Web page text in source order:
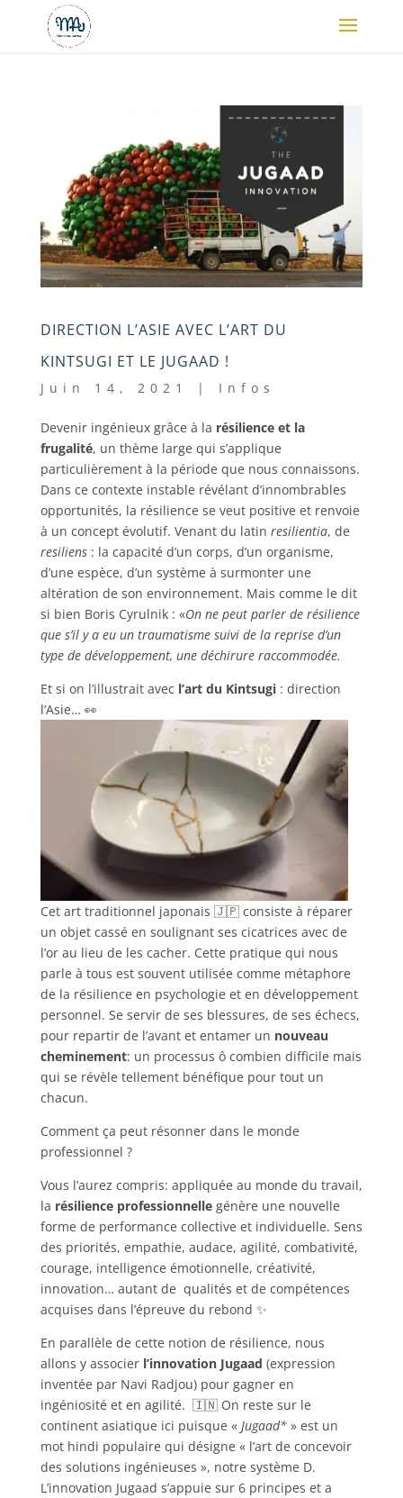
DIRECTION L’ASIE AVEC L’ART DU
KINTSUGI ET LE JUGAAD !
Juin 14, 2021 | Infos
Devenir ingénieux grâce à la résilience et la
frugalité, un thème large qui s’applique
particulièrementà la période que nous connaissons.
Dans ce contexte instable révélant d’innombrables
opportunités, la résilience se veut positive et renvoie
à un concept évolutif. Venant du latin resilientia, de
resiliens: la capacité d’un corps, d’un organisme,
d’une espèce, d’un système à surmonter une
altération de son environnement. Mais comme le dit
si bien Boris Cyrulnik : «On ne peut parler de résilience
que s’il y a eu un traumatisme suivi de la reprise d’un
type de développement, une déchirure raccommodée.
Et si on l’illustrait avec l’art du Kintsugi: direction
l’Asie… 👀
Cet art traditionnel japonais 🇯🇵 consiste à réparer
un objet cassé en soulignant ses cicatrices avec de
l’or au lieu de les cacher. Cette pratique qui nous
parle à tous est souvent utilisée comme métaphore
de la résilience en psychologie et en développement
personnel. Se servir de ses blessures, de ses échecs,
pour repartir de l’avant et entamer un nouveau
cheminement: un processus ô combien difficile mais
qui se révèle tellement bénéfique pour tout un
chacun.
Comment ça peut résonner dans le monde
professionnel ?
Vous l’aurez compris: appliquée au monde du travail,
la résilience professionnellegénère une nouvelle
forme de performance collective et individuelle. Sens
des priorités, empathie, audace, agilité, combativité,
courage, intelligence émotionnelle, créativité,
innovation… autant de qualités et de compétences
acquises dans l’épreuve du rebond ✨
En parallèle de cette notion de résilience, nous
allons y associer l’innovation Jugaad (expression
inventée par Navi Radjou) pour gagner en
ingéniosité et en agilité. 🇮🇳 On reste sur le
continent asiatique ici puisque « Jugaad* » est un
mot hindi populaire qui désigne « l’art de concevoir
des solutions ingénieuses », notre système D.
L’innovation Jugaad s’appuie sur 6 principes et a